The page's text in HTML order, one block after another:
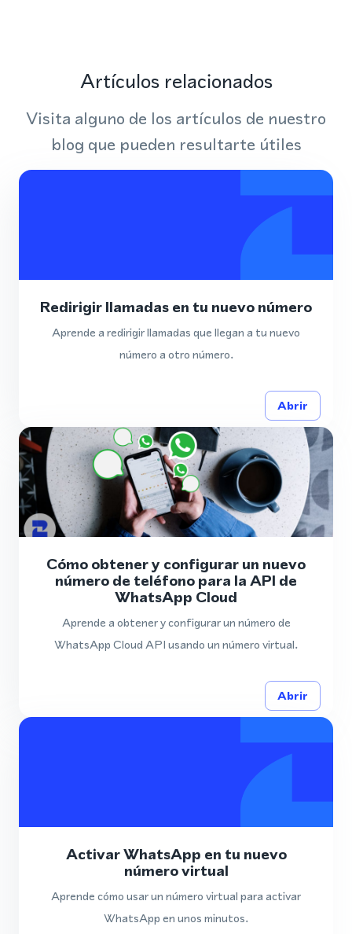
Artículos relacionados
Visita alguno de los artículos de nuestro
blog que pueden resultarte útiles
Redirigir llamadas en tu nuevo número
Aprende a redirigir llamadas que llegan a tu nuevo
número a otro número.
Abrir
Cómo obtener y configurar un nuevo
número de teléfono para la API de
WhatsApp Cloud
Aprende a obtener y configurar un número de
WhatsApp Cloud API usando un número virtual.
Abrir
Activar WhatsApp en tu nuevo
número virtual
Aprende cómo usar un número virtual para activar
WhatsApp en unos minutos.